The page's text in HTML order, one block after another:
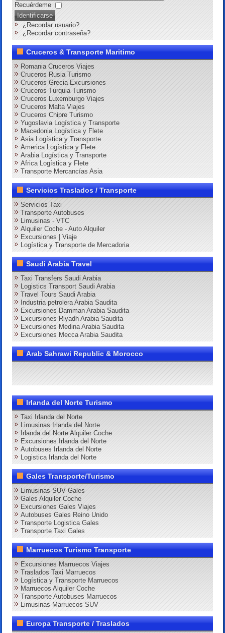
Recuérdeme
Identificarse
¿Recordar usuario?
¿Recordar contraseña?
Cruceros & Transporte Maritimo
Romania Cruceros Viajes
Cruceros Rusia Turismo
Cruceros Grecia Excursiones
Cruceros Turquia Turismo
Cruceros Luxemburgo Viajes
Cruceros Malta Viajes
Cruceros Chipre Turismo
Yugoslavia Logística y Transporte
Macedonia Logística y Flete
Asia Logística y Transporte
America Logística y Flete
Arabia Logística y Transporte
Africa Logística y Flete
Transporte Mercancías Asia
Servicios Traslados / Transporte
Servicios Taxi
Transporte Autobuses
Limusinas - VTC
Alquiler Coche - Auto Alquiler
Excursiones | Viaje
Logística y Transporte de Mercadoria
Saudi Arabia Travel
Taxi Transfers Saudi Arabia
Logistics Transport Saudi Arabia
Travel Tours Saudi Arabia
Industria petrolera Arabia Saudita
Excursiones Damman Arabia Saudita
Excursiones Riyadh Arabia Saudita
Excursiones Medina Arabia Saudita
Excursiones Mecca Arabia Saudita
Arab Sahrawi Republic & Morocco
Irlanda del Norte Turismo
Taxi Irlanda del Norte
Limusinas Irlanda del Norte
Irlanda del Norte Alquiler Coche
Excursiones Irlanda del Norte
Autobuses Irlanda del Norte
Logistica Irlanda del Norte
Gales Transporte/Turismo
Limusinas SUV Gales
Gales Alquiler Coche
Excursiones Gales Viajes
Autobuses Gales Reino Unido
Transporte Logistica Gales
Transporte Taxi Gales
Marruecos Turismo Transporte
Excursiones Marruecos Viajes
Traslados Taxi Marruecos
Logística y Transporte Marruecos
Marruecos Alquiler Coche
Transporte Autobuses Marruecos
Limusinas Marruecos SUV
Europa Transporte / Traslados